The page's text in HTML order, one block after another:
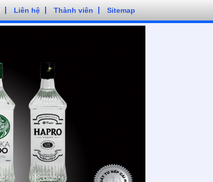
Liên hệ Thành viên Sitemap